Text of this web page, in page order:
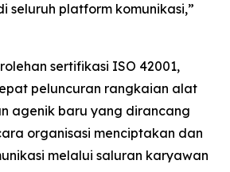
seluruh platform komunikasi,”
sertifikasi ISO 42001,
peluncuran rangkaian alat
agenik baru yang dirancang
organisasi menciptakan dan
melalui saluran karyawan